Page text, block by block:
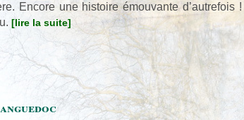
Encore une histoire émouvante d’autrefois
[lire la suite]